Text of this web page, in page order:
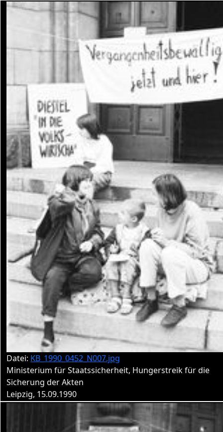
Datei: KB_1990_0452_N007.jpg
Ministerium für Staatssicherheit, Hungerstreik für die
Sicherung der Akten
Leipzig, 15.09.1990